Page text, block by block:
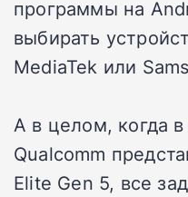
программы на
выбирать
MediaTek или
А в целом, когда
Qualcomm
Elite Gen 5, все